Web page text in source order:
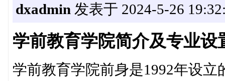
dxadmin 发表于 2024-5-26
学前教育学院简介及专业设
学前教育学院前身是1992年设